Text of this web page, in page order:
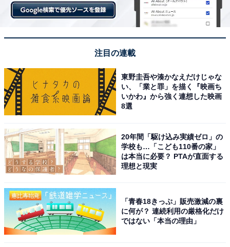
注目の連載
東野圭吾や湊かなえだけじゃな
い、「業と罪」を描く『映画ち
いかわ』から強く連想した映画
8選
20年間「駆け込み実績ゼロ」の
学校も…「こども110番の家」
は本当に必要？ PTAが直面する
理想と現実
「青春18きっぷ」販売激減の裏
に何が？ 連続利用の厳格化だけ
ではない「本当の理由」